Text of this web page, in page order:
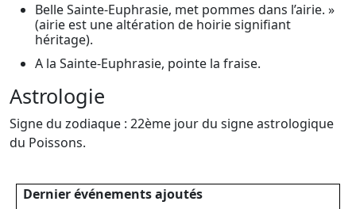
Belle Sainte-Euphrasie, met pommes dans l’airie. »
(airie est une altération de hoirie signifiant
héritage).
A la Sainte-Euphrasie, pointe la fraise.
Astrologie
Signe du zodiaque : 22ème jour du signe astrologique
du Poissons.
Dernier événements ajoutés